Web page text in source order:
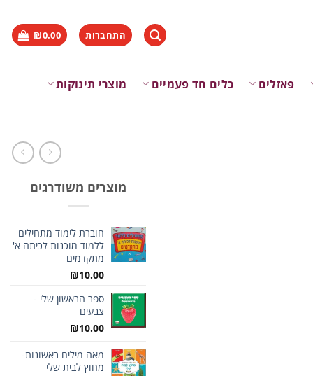
התחברות ₪0.00
פאזלים כלים חד פעמיים
מוצרי תינוקות
מוצרים משודרגים
חוברת לימוד מתחילים
ללמוד מוכנות לכיתה א'
מתקדמים
₪10.00
ספר הראשון שלי -
צבעים
₪10.00
מאה מילים ראשונות-
מחוץ לבית שלי